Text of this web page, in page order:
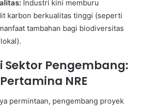
Industri kini memburu
karbon berkualitas tinggi (seperti
tambahan bagi biodiversitas
Sektor Pengembang:
NRE
permintaan, pengembang proyek